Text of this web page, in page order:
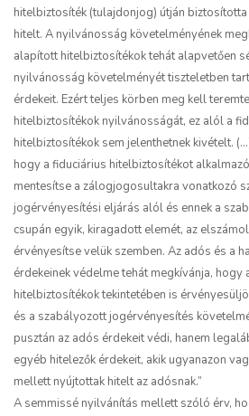
hitelbiztosíték (tulajdonjog) útján
hitelt. A nyilvánosság követelményének
alapított hitelbiztosítékok tehát alapvetően
nyilvánosság követelményét tiszteletben
érdekeit. Ezért teljes körben meg kell
hitelbiztosítékok nyilvánosságát, ez alól a
hitelbiztosítékok sem jelenthetnek kivételt.
hogy a fiduciárius hitelbiztosítékot
mentesítse a zálogjogosultakra vonatkozó
jogérvényesítési eljárás alól és ennek a
csupán egyik, kiragadott elemét, az
érvényesítse velük szemben. Az adós és a
érdekeinek védelme tehát megkívánja, hogy
hitelbiztosítékok tekintetében is
és a szabályozott jogérvényesítés
pusztán az adós érdekeit védi, hanem
egyéb hitelezők érdekeit, akik ugyanazon
mellett nyújtottak hitelt az adósnak.”
A semmissé nyilvánítás mellett szóló érv,